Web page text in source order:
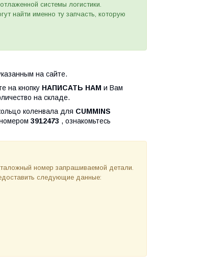
системы логистики.
найти именно ту запчасть, которую
на сайте.
на кнопку НАПИСАТЬ НАМ и Вам
на складе.
коленвала для CUMMINS
3912473 , ознакомьтесь
номер запрашиваемой детали.
следующие данные: